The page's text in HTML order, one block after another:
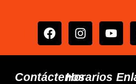
F
a
b
I
n
a
Y
o
u
ContáctenosHorarios